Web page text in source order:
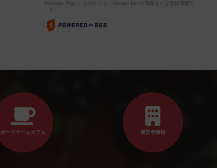
※Google Play とそのロゴは、Google Inc.の商標または登録商標で
す。
ボードゲームカフェ 運営者情報